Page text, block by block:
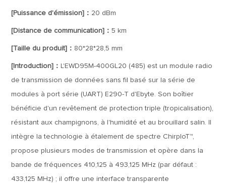
[Puissance d'émission]： 20 dBm
[Distance de communication]：5 km
[Taille du produit]： 80*28*28,5 mm
[Introduction]： L'EWD95M-400GL20 (485) est un module radio
de transmission de données sans fil basé sur la série de
modules à port série (UART) E290-T d'Ebyte. Son boîtier
bénéficie d'un revêtement de protection triple (tropicalisation),
résistant aux champignons, à l'humidité et au brouillard salin. Il
intègre la technologie à étalement de spectre ChirpIoT™,
propose plusieurs modes de transmission et opère dans la
bande de fréquences 410,125 à 493,125 MHz (par défaut :
433,125 MHz) ; il offre une interface transparente